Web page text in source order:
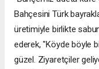
Bahçesini Türk
üretimiyle birlikte
ederek, "Köyde böyle
güzel. Ziyaretçiler